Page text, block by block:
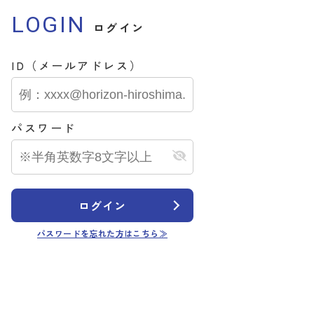
LOGIN ログイン
ID（メールアドレス）
パスワード
ログイン
パスワードを忘れた方はこちら≫